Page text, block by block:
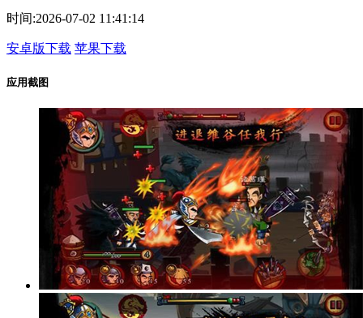
时间:2026-07-02 11:41:14
安卓版下载 苹果下载
应用截图